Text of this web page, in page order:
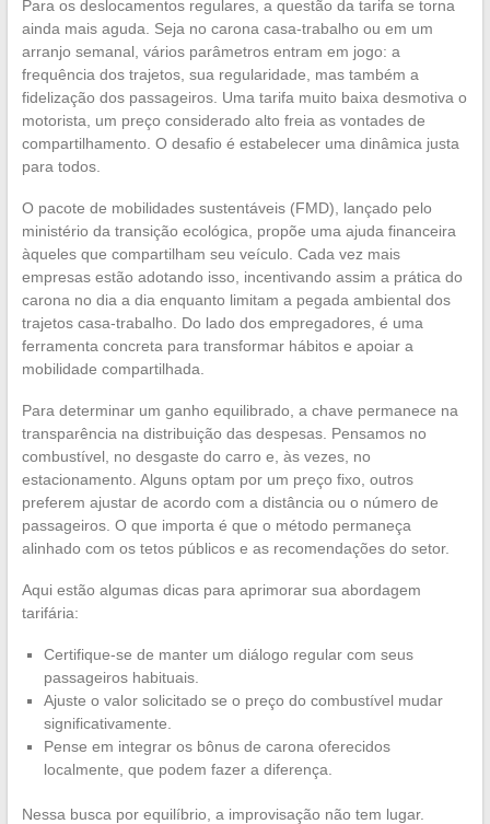
Para os deslocamentos regulares, a questão da tarifa se torna
ainda mais aguda. Seja no carona casa-trabalho ou em um
arranjo semanal, vários parâmetros entram em jogo: a
frequência dos trajetos, sua regularidade, mas também a
fidelização dos passageiros. Uma tarifa muito baixa desmotiva o
motorista, um preço considerado alto freia as vontades de
compartilhamento. O desafio é estabelecer uma dinâmica justa
para todos.
O pacote de mobilidades sustentáveis (FMD), lançado pelo
ministério da transição ecológica, propõe uma ajuda financeira
àqueles que compartilham seu veículo. Cada vez mais
empresas estão adotando isso, incentivando assim a prática do
carona no dia a dia enquanto limitam a pegada ambiental dos
trajetos casa-trabalho. Do lado dos empregadores, é uma
ferramenta concreta para transformar hábitos e apoiar a
mobilidade compartilhada.
Para determinar um ganho equilibrado, a chave permanece na
transparência na distribuição das despesas. Pensamos no
combustível, no desgaste do carro e, às vezes, no
estacionamento. Alguns optam por um preço fixo, outros
preferem ajustar de acordo com a distância ou o número de
passageiros. O que importa é que o método permaneça
alinhado com os tetos públicos e as recomendações do setor.
Aqui estão algumas dicas para aprimorar sua abordagem
tarifária:
Certifique-se de manter um diálogo regular com seus
passageiros habituais.
Ajuste o valor solicitado se o preço do combustível mudar
significativamente.
Pense em integrar os bônus de carona oferecidos
localmente, que podem fazer a diferença.
Nessa busca por equilíbrio, a improvisação não tem lugar.